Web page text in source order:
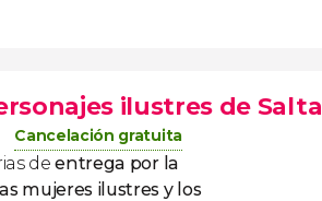
ilustres de Salta
Cancelación gratuita
deentrega por la
mujeres ilustres y los